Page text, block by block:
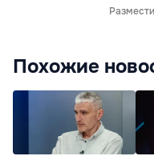
Похожие